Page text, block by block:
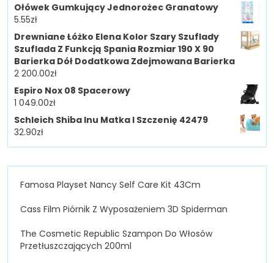
Ołówek Gumkujący Jednorożec Granatowy
5.55zł
Drewniane Łóżko Elena Kolor Szary Szuflady
Szuflada Z Funkcją Spania Rozmiar 190 X 90
Barierka Dół Dodatkowa Zdejmowana Barierka
2 200.00zł
Espiro Nox 08 Spacerowy
1 049.00zł
Schleich Shiba Inu Matka I Szczenię 42479
32.90zł
Famosa Playset Nancy Self Care Kit 43Cm
Cass Film Piórnik Z Wyposażeniem 3D Spiderman
The Cosmetic Republic Szampon Do Włosów
Przetłuszczających 200ml